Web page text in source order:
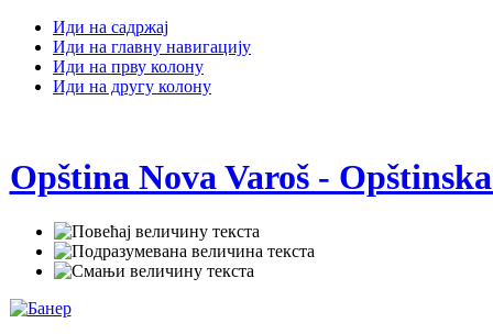
Иди на садржај
Иди на главну навигацију
Иди на прву колону
Иди на другу колону
Opština Nova Varoš -